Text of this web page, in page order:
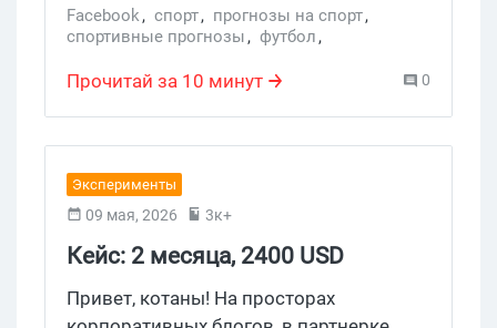
усиленный контроль рекламы — а
заодно раздает трансляцию ЧМ
бесплатно на YouTube. Собрали в один
дайджест все, что реально влияет на
работу медиабайера на старте турнира.
Заходи, разберемся.
Facebook, спорт, прогнозы на спорт,
спортивные прогнозы, футбол,
ставки на спорт , беттинг ,
реклама в ютуб,Facebook account,
реклама ютуб,УБТ
Прочитай за 10 минут 0
Эксперименты
09 мая, 2026 3к+
Кейс: 2 месяца, 2400 USD
чистыми с УБТ Threads на
Привет, котаны! На просторах